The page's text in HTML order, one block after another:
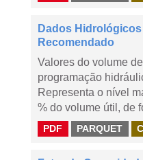
Dados
Recomendado
Valores do volume
programação
Representa o nível
% do volume útil, de
PDF PARQUET